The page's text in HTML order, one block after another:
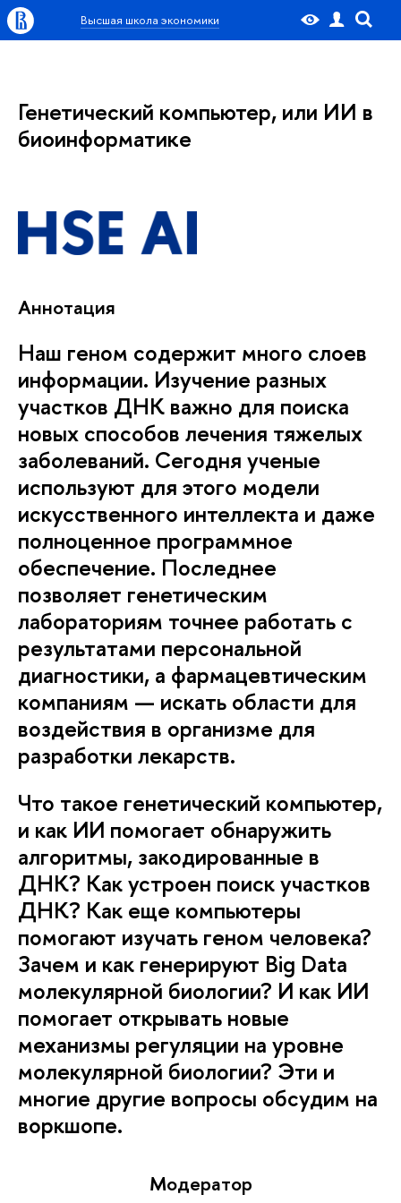
Высшая школа экономики
Генетический компьютер, или ИИ в
биоинформатике
Аннотация
Наш геном содержит много слоев
информации. Изучение разных
участков ДНК важно для поиска
новых способов лечения тяжелых
заболеваний. Сегодня ученые
используют для этого модели
искусственного интеллекта и даже
полноценное программное
обеспечение. Последнее
позволяет генетическим
лабораториям точнее работать с
результатами персональной
диагностики, а фармацевтическим
компаниям — искать области для
воздействия в организме для
разработки лекарств.
Что такое генетический компьютер,
и как ИИ помогает обнаружить
алгоритмы, закодированные в
ДНК? Как устроен поиск участков
ДНК? Как еще компьютеры
помогают изучать геном человека?
Зачем и как генерируют Big Data
молекулярной биологии? И как ИИ
помогает открывать новые
механизмы регуляции на уровне
молекулярной биологии? Эти и
многие другие вопросы обсудим на
воркшопе.
Модератор